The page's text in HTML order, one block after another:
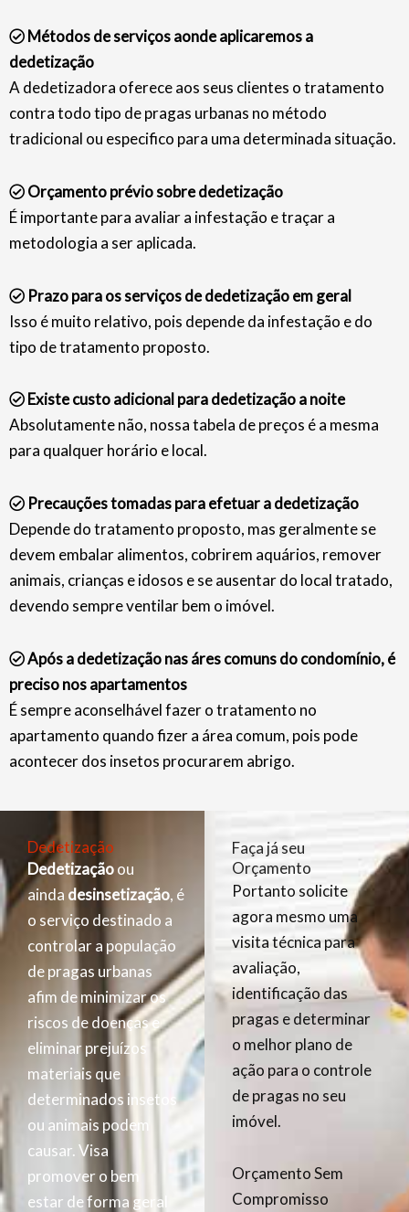
Métodos de serviços aonde aplicaremos a
dedetização
A dedetizadora oferece aos seus clientes o tratamento
contra todo tipo de pragas urbanas no método
tradicional ou especifico para uma determinada situação.
Orçamento prévio sobre dedetização
É importante para avaliar a infestação e traçar a
metodologia a ser aplicada.
Prazo para os serviços de dedetização em geral
Isso é muito relativo, pois depende da infestação e do
tipo de tratamento proposto.
Existe custo adicional para dedetização a noite
Absolutamente não, nossa tabela de preços é a mesma
para qualquer horário e local.
Precauções tomadas para efetuar a dedetização
Depende do tratamento proposto, mas geralmente se
devem embalar alimentos, cobrirem aquários, remover
animais, crianças e idosos e se ausentar do local tratado,
devendo sempre ventilar bem o imóvel.
Após a dedetização nas áres comuns do condomínio, é
preciso nos apartamentos
É sempre aconselhável fazer o tratamento no
apartamento quando fizer a área comum, pois pode
acontecer dos insetos procurarem abrigo.
Dedetização
Dedetizaçãoou
ainda desinsetização, é
o serviço destinado a
controlar a população
de pragas urbanas
afim de minimizar os
riscos de doenças e
eliminar prejuízos
materiais que
determinados insetos
ou animais podem
causar. Visa
promover o bem
estar de forma geral
Faça já seu
Orçamento
Portanto solicite
agora mesmo uma
visita técnica para
avaliação,
identificação das
pragas e determinar
o melhor plano de
ação para o controle
de pragas no seu
imóvel.
Orçamento Sem
Compromisso